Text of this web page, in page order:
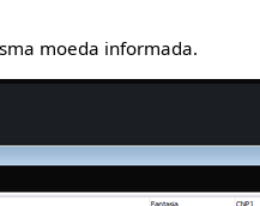
moeda informada.